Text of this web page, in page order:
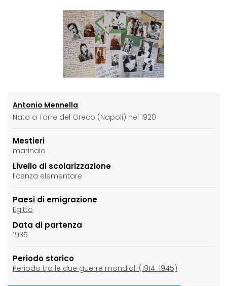
Antonio Mennella
Nata a Torre del Greco (Napoli) nel 1920
Mestieri
marinaio
Livello di scolarizzazione
licenza elementare
Paesi di emigrazione
Egitto
Data di partenza
1935
Periodo storico
Periodo tra le due guerre mondiali (1914-1945)